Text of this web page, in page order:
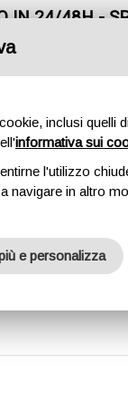
IN 24/48H -
TROUT AREA
inclusi quelli
informativa sui
l'utilizzo
navigare in altro
e personalizza